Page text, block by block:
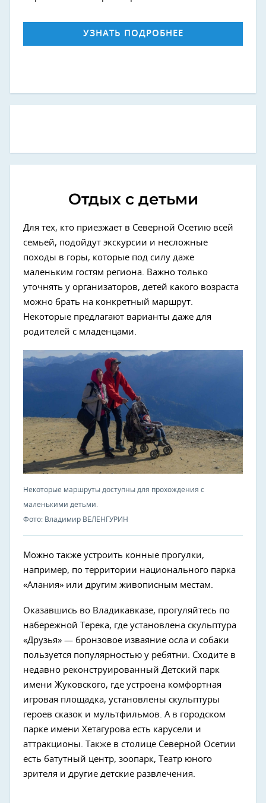
УЗНАТЬ ПОДРОБНЕЕ
Отдых с детьми
Для тех, кто приезжает в Северной Осетию всей
семьей, подойдут экскурсии и несложные
походы в горы, которые под силу даже
маленьким гостям региона. Важно только
уточнять у организаторов, детей какого возраста
можно брать на конкретный маршрут.
Некоторые предлагают варианты даже для
родителей с младенцами.
Некоторые маршруты доступны для прохождения с
маленькими детьми.
Фото: Владимир ВЕЛЕНГУРИН
Можно также устроить конные прогулки,
например, по территории национального парка
«Алания» или другим живописным местам.
Оказавшись во Владикавказе, прогуляйтесь по
набережной Терека, где установлена скульптура
«Друзья» — бронзовое изваяние осла и собаки
пользуется популярностью у ребятни. Сходите в
недавно реконструированный Детский парк
имени Жуковского, где устроена комфортная
игровая площадка, установлены скульптуры
героев сказок и мультфильмов. А в городском
парке имени Хетагурова есть карусели и
аттракционы. Также в столице Северной Осетии
есть батутный центр, зоопарк, Театр юного
зрителя и другие детские развлечения.